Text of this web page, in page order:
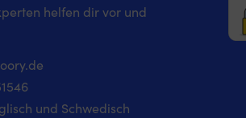
helfen dir vor und
546
und Schwedisch